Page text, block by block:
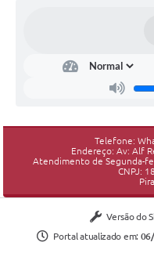
Telefone:
Endereço: Av: Alf
Atendimento de Segunda-
CNPJ:
Versão do
Portal atualizado em: